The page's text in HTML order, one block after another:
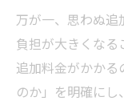
万が一、思わぬ
負担が大きくな
追加料金がかか
のか」を明確に